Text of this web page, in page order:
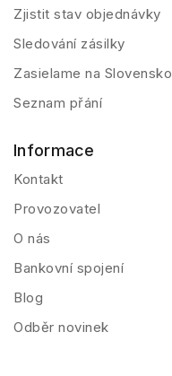
Zjistit stav objednávky
Sledování zásilky
Zasielame na Slovensko
Seznam přání
Informace
Kontakt
Provozovatel
O nás
Bankovní spojení
Blog
Odběr novinek